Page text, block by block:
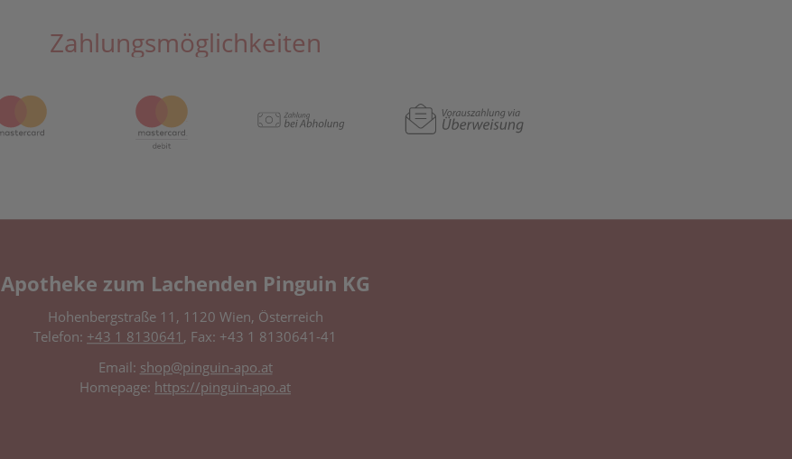
Zahlungsmöglichkeiten
Apotheke zum Lachenden Pinguin KG
Hohenbergstraße 11, 1120 Wien, Österreich
Telefon: +43 1 8130641 , Fax: +43 1 8130641-41
Email: shop@pinguin-apo.at
Homepage: https://pinguin-apo.at